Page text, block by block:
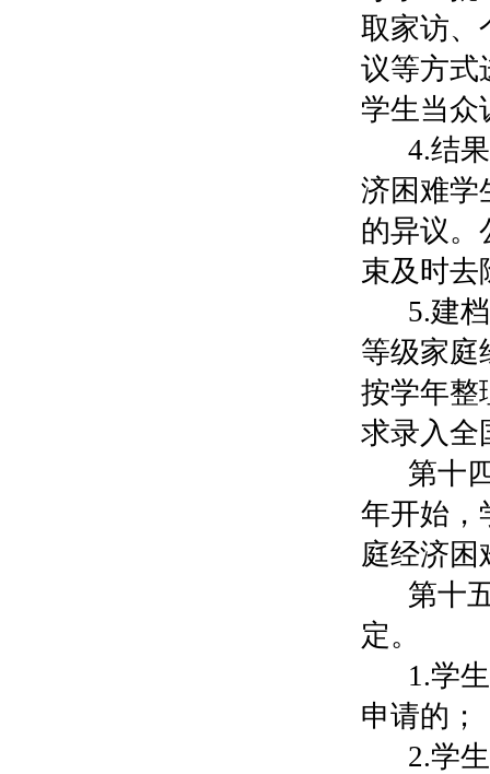
取家访、
议等方式
学生当众
4.结
济困难学
的异议。
束及时去
5.建
等级家庭
按学年整
求录入全
第十
年开始，
庭经济困
第十
定。
1.学
申请的；
2.学